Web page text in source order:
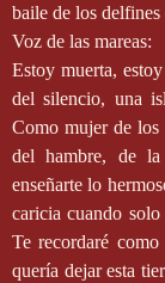
baile de los delfines
Voz de las mareas:
Estoy muerta,
del silencio, una
Como mujer de los
del hambre, de
enseñarte lo
caricia cuando
Te recordaré
quería dejar esta